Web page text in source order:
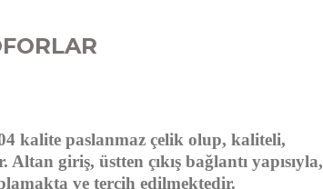
kalite paslanmaz çelik olup, kaliteli,
giriş, üstten çıkış bağlantı yapısıyla,
ve tercih edilmektedir.